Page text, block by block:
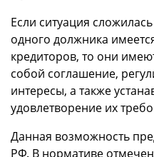
Если ситуация
одного должника
кредиторов, то они
собой соглашение,
интересы, а также
удовлетворение их
Данная возможность
РФ. В нормативе